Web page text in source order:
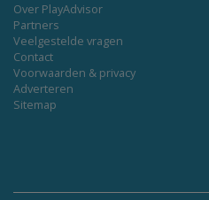
Over PlayAdvisor
Partners
Veelgestelde vragen
Contact
Voorwaarden & privacy
Adverteren
Sitemap